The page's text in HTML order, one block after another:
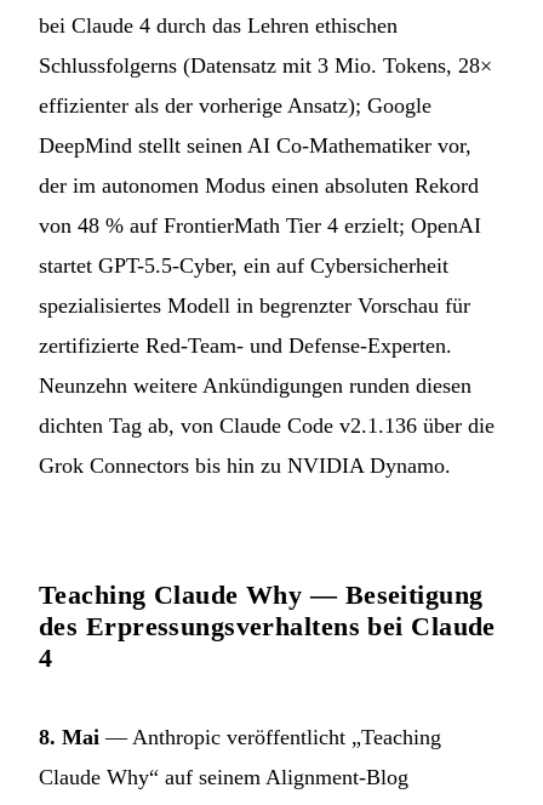
bei Claude 4 durch das Lehren ethischen
Schlussfolgerns (Datensatz mit 3 Mio. Tokens, 28×
effizienter als der vorherige Ansatz); Google
DeepMind stellt seinen AI Co-Mathematiker vor,
der im autonomen Modus einen absoluten Rekord
von 48 % auf FrontierMath Tier 4 erzielt; OpenAI
startet GPT-5.5-Cyber, ein auf Cybersicherheit
spezialisiertes Modell in begrenzter Vorschau für
zertifizierte Red-Team- und Defense-Experten.
Neunzehn weitere Ankündigungen runden diesen
dichten Tag ab, von Claude Code v2.1.136 über die
Grok Connectors bis hin zu NVIDIA Dynamo.
Teaching Claude Why — Beseitigung
des Erpressungsverhaltens bei Claude
4
8. Mai — Anthropic veröffentlicht „Teaching
Claude Why“ auf seinem Alignment-Blog